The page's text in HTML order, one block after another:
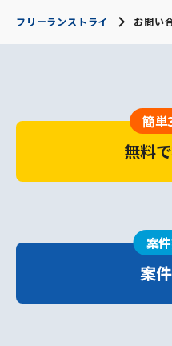
フリーランストライ お問い
簡単
無料
案
案